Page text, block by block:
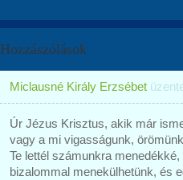
Hozzászólások
Miclausné Király Erzsébet
Úr Jézus Krisztus, akik már
vagy a mi vigasságunk,
Te lettél számunkra
bizalommal menekülhetünk, és